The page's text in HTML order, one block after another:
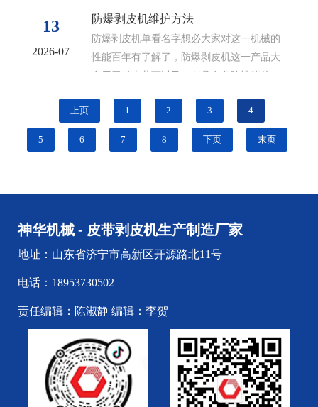
制造，效率高、质量优、安全快捷、使用方...
13
2026-07
防爆剥皮机维护方法
防爆剥皮机单看名字想必大家对这一机械的
性能百年有了解了，防爆剥皮机这一产品大
多用于矿山井下以及一些具有危险性能的一
上页
1 2 3 4
5 6 7 8 下页 末页
神华机械 - 皮带剥皮机生产制造厂家
地址：山东省济宁市高新区开源路北11号
电话：18953730502
责任编辑：陈淑静 编辑：李贺